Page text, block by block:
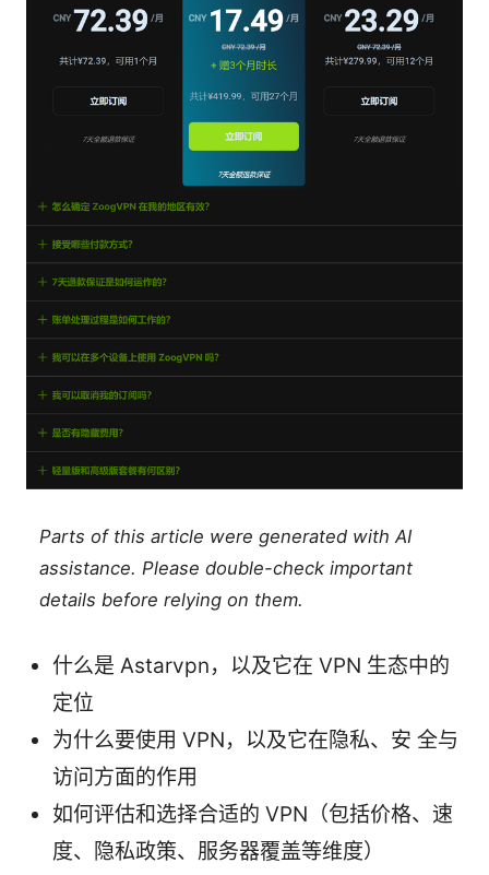
Parts of this article were generated with AI
assistance. Please double-check important
details before relying on them.
什么是 Astarvpn，以及它在 VPN 生态中的
定位
为什么要使用 VPN，以及它在隐私、安 全与
访问方面的作用
如何评估和选择合适的 VPN（包括价格、速
度、隐私政策、服务器覆盖等维度）